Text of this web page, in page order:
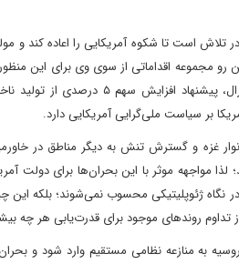
تلاش است تا شکوه آمریکایی را اعاده کند و
رو مجموعه اقداماتی از سوی وی برای این
سیاست تعرفه، سیاست بازگشت تولید به آمریکا، سیاست کاهش
بر سیاست ملی‌گرایی آمریکایی دارد.
غزه و گسترش تنش به دیگر مناطق در
لذا مواجهه موثر با این بحران‌ها برای دولت
در نگاه ژئوپلیتیکی محسوب نمی‌شوند؛ بلکه
تداوم روندهای موجود برای قدرت‌یابی هر چه
به منازعه نظامی مستقیم وارد شود و بحران